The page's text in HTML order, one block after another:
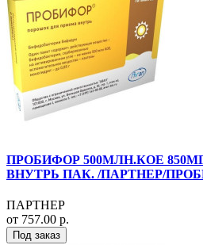
ПРОБИФОР 500МЛН.КОЕ
ВНУТРЬ ПАК. /ПАРТНЕР/
ПАРТНЕР
от 757.00 р.
Под заказ